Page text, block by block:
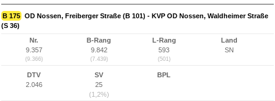
B 175 OD Nossen, Freiberger Straße (B 101) - KVP OD Nossen, Waldheimer Straße
(S 36)
Nr.
9.357
(9.366)
B-Rang
9.842
(7.439)
L-Rang
593
(501)
Land
SN
DTV
2.046
SV
25
(1,2%)
BPL